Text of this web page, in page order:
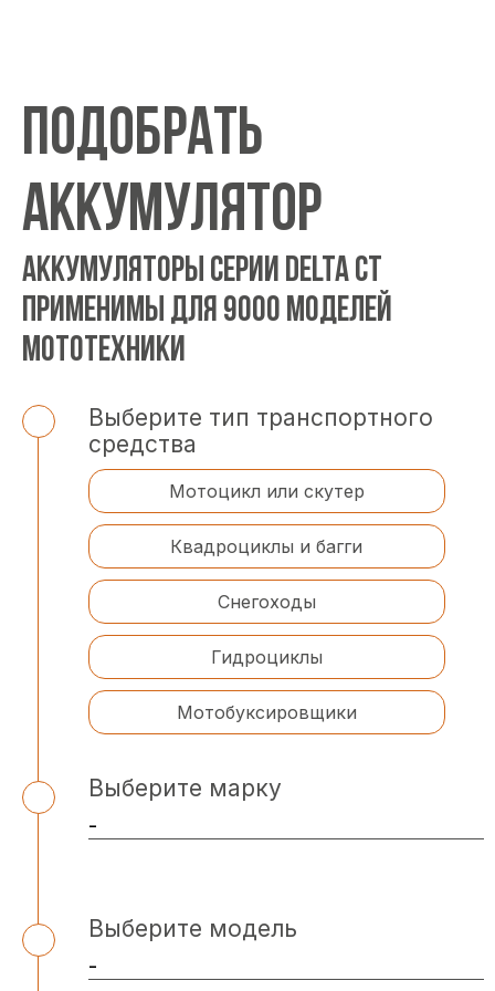
ПОДОБРАТЬ
АККУМУЛЯТОР
АККУМУЛЯТОРЫ СЕРИИ DELTA CT
ПРИМЕНИМЫ ДЛЯ 9000 МОДЕЛЕЙ
МОТОТЕХНИКИ
Выберите тип транспортного
средства
Мотоцикл или скутер
Квадроциклы и багги
Снегоходы
Гидроциклы
Мотобуксировщики
Выберите марку
Выберите модель